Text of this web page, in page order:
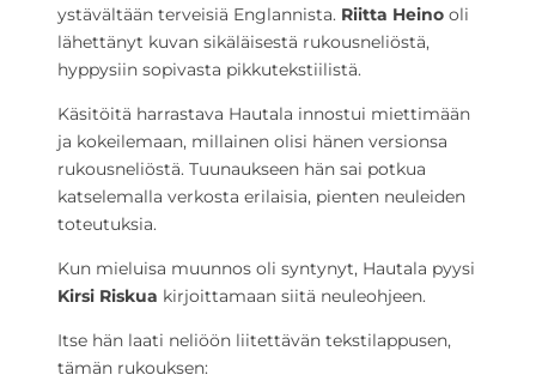
ystävältään terveisiä Englannista. Riitta Heino oli
lähettänyt kuvan sikäläisestä rukousneliöstä,
hyppysiin sopivasta pikkutekstiilistä.
Käsitöitä harrastava Hautala innostui miettimään
ja kokeilemaan, millainen olisi hänen versionsa
rukousneliöstä. Tuunaukseen hän sai potkua
katselemalla verkosta erilaisia, pienten neuleiden
toteutuksia.
Kun mieluisa muunnos oli syntynyt, Hautala pyysi
Kirsi Riskua kirjoittamaan siitä neuleohjeen.
Itse hän laati neliöön liitettävän tekstilappusen,
tämän rukouksen: